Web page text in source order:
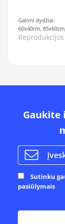
Galimi dydžiai:
60x40cm,
Gaukite
Sutinku
pasiūlymais